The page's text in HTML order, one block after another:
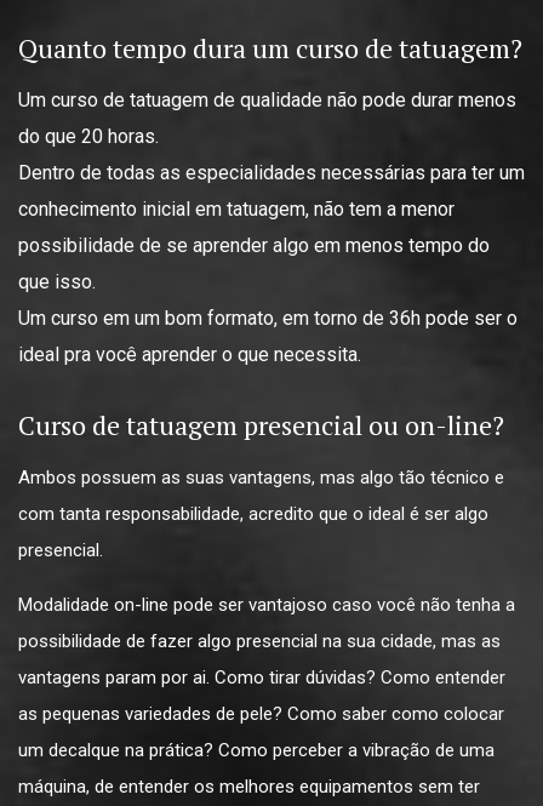
Quanto tempo dura um curso de tatuagem?
Um curso de tatuagem de qualidade não pode durar menos
do que 20 horas.
Dentro de todas as especialidades necessárias para ter um
conhecimento inicial em tatuagem, não tem a menor
possibilidade de se aprender algo em menos tempo do
que isso.
Um curso em um bom formato, em torno de 36h pode ser o
ideal pra você aprender o que necessita.
Curso de tatuagem presencial ou on-line?
Ambos possuem as suas vantagens, mas algo tão técnico e
com tanta responsabilidade, acredito que o ideal é ser algo
presencial.
Modalidade on-line pode ser vantajoso caso você não tenha a
possibilidade de fazer algo presencial na sua cidade, mas as
vantagens param por ai. Como tirar dúvidas? Como entender
as pequenas variedades de pele? Como saber como colocar
um decalque na prática? Como perceber a vibração de uma
máquina, de entender os melhores equipamentos sem ter